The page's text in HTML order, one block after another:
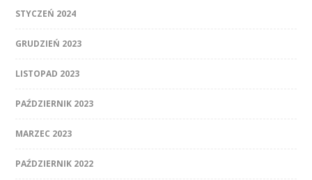
STYCZEŃ 2024
GRUDZIEŃ 2023
LISTOPAD 2023
PAŹDZIERNIK 2023
MARZEC 2023
PAŹDZIERNIK 2022